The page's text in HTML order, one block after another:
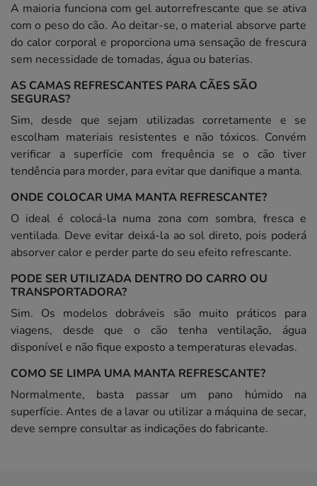
A maioria funciona com gel autorrefrescante que se ativa
com o peso do cão. Ao deitar-se, o material absorve parte
do calor corporal e proporciona uma sensação de frescura
sem necessidade de tomadas, água ou baterias.
AS CAMAS REFRESCANTES PARA CÃES SÃO
SEGURAS?
Sim, desde que sejam utilizadas corretamente e se
escolham materiais resistentes e não tóxicos. Convém
verificar a superfície com frequência se o cão tiver
tendência para morder, para evitar que danifique a manta.
ONDE COLOCAR UMA MANTA REFRESCANTE?
O ideal é colocá-la numa zona com sombra, fresca e
ventilada. Deve evitar deixá-la ao sol direto, pois poderá
absorver calor e perder parte do seu efeito refrescante.
PODE SER UTILIZADA DENTRO DO CARRO OU
TRANSPORTADORA?
Sim. Os modelos dobráveis são muito práticos para
viagens, desde que o cão tenha ventilação, água
disponível e não fique exposto a temperaturas elevadas.
COMO SE LIMPA UMA MANTA REFRESCANTE?
Normalmente, basta passar um pano húmido na
superfície. Antes de a lavar ou utilizar a máquina de secar,
deve sempre consultar as indicações do fabricante.